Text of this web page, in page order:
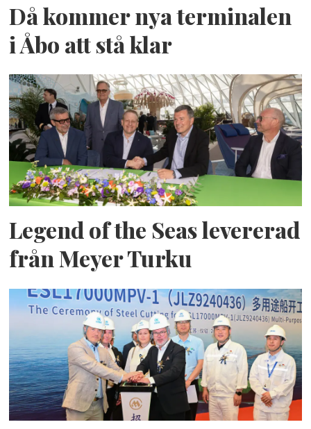
Då kommer nya terminalen
i Åbo att stå klar
Legend of the Seas levererad
från Meyer Turku